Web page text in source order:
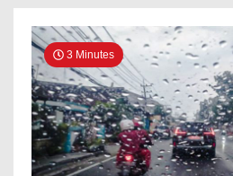
3 Minutes